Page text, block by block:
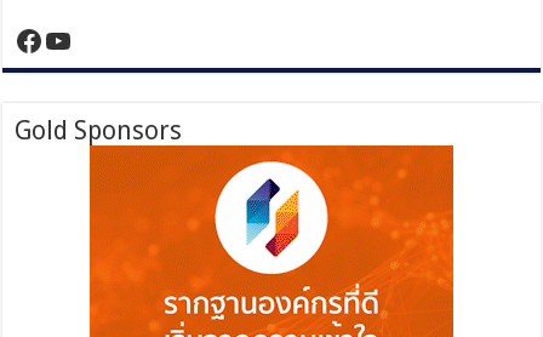
https://www.facebook.com/
YouTube
Gold Sponsors